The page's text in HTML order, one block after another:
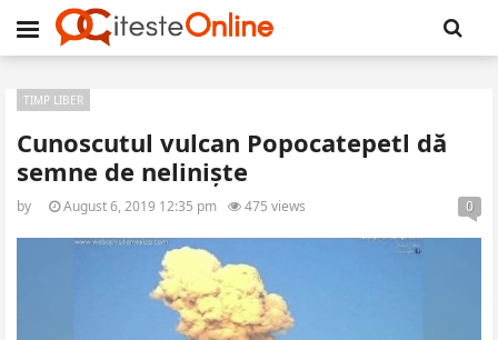
Cunoscutul vulcan Popocatepetl dă
semne de neliniște
TIMP LIBER
by August 6, 2019 12:35 pm 475 views 0